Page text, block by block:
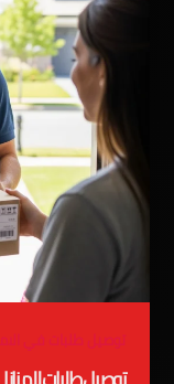
توصيل طلبات في